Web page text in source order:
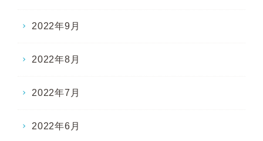
2022年9月
2022年8月
2022年7月
2022年6月